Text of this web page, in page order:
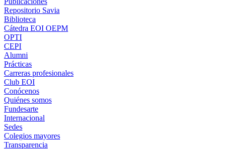
Repositorio Savia
Biblioteca
Cátedra EOI OEPM
OPTI
CEPI
Alumni
Prácticas
Carreras profesionales
Club EOI
Conócenos
Quiénes somos
Fundesarte
Internacional
Sedes
Colegios mayores
Transparencia